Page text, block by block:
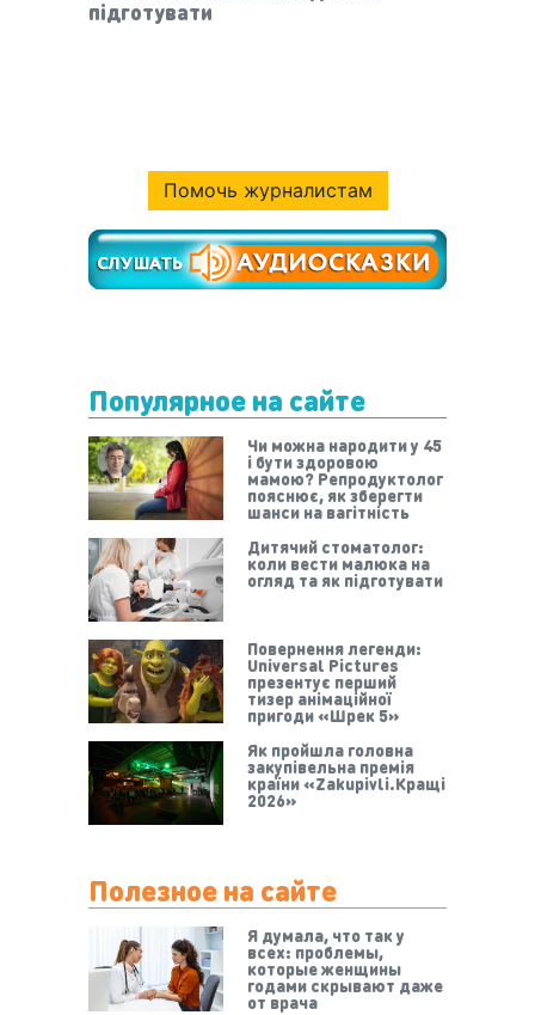
підготувати
Помочь журналистам
Популярное на сайте
Чи можна народити у 45
і бути здоровою
мамою? Репродуктолог
пояснює, як зберегти
шанси на вагітність
Дитячий стоматолог:
коли вести малюка на
огляд та як підготувати
Повернення легенди:
Universal Pictures
презентує перший
тизер анімаційної
пригоди «Шрек 5»
Як пройшла головна
закупівельна премія
країни «Zakupivli.Кращі
2026»
Полезное на сайте
Я думала, что так у
всех: проблемы,
которые женщины
годами скрывают даже
от врача